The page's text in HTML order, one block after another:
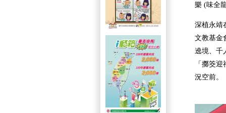
樂 (味全
深植永靖
文教基金
遶境、千
「擲筊
況空前。